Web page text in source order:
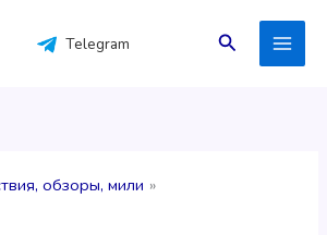
Telegram Поиск
обзоры, мили